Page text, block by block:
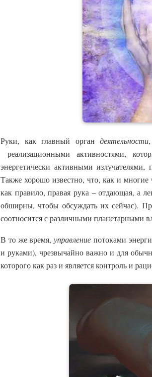
Руки, как главный органдеятельности
реализационными активностями,
энергетически активными
Также хорошо известно, что, как и многие
как правило, правая рука – отдающая, а
обширны, чтобы обсуждать их сейчас).
соотносится с различными планетарными
В то же время,управление потоками
и руками), чрезвычайно важно и для
которого как раз и является контроль и